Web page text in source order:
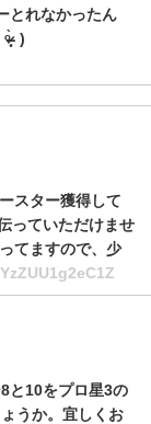
とれなかったん
ᵒ̴̶̷̣̥̀ )
スター獲得して
っていただけませ
てますので、少
と10をプロ星3の
うか。宜しくお